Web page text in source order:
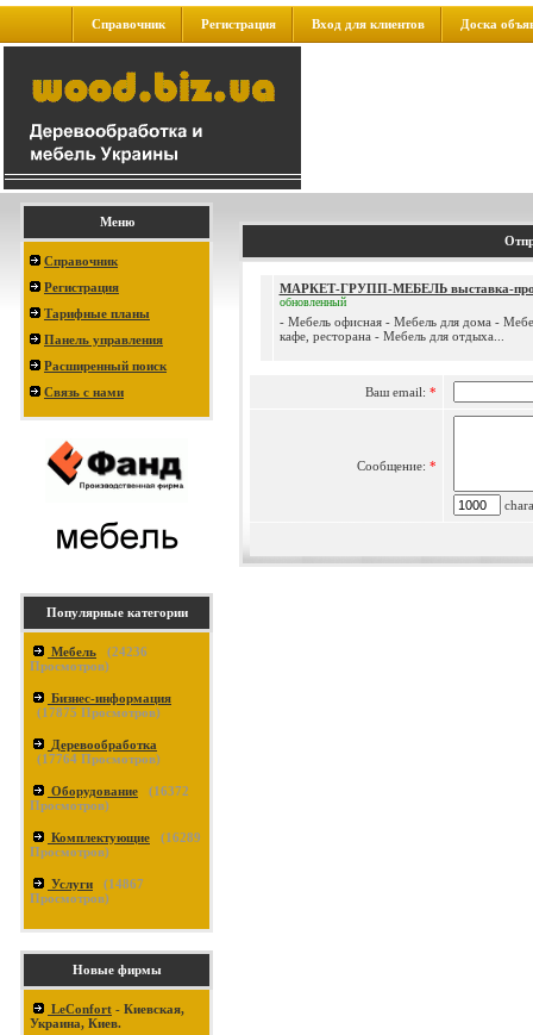
Справочник Регистрация Вход для клиентов Доска
Меню
Справочник
Регистрация
Тарифные планы
Панель управления
Расширенный поиск
Связь с нами
Популярные категории
Мебель (24236
Просмотров)
Бизнес-информация
(17875 Просмотров)
Деревообработка
(17764 Просмотров)
Оборудование (16372
Просмотров)
Комплектующие (16289
Просмотров)
Услуги (14867
Просмотров)
Новые фирмы
LeConfort - Киевская,
Украина, Киев.
МАРКЕТ-ГРУПП-МЕБЕЛЬ выставка-
обновленный
- Мебель офисная - Мебель для дома -
кафе, ресторана - Мебель для отдыха...
Ваш email: *
Сообщение: *